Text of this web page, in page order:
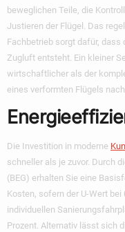
beweglichen Teile, die
Justieren der Flügel. Das
Fachbetrieb sorgt dafür,
Zugluft entsteht. Ein kleiner
wirtschaftlicher als der
eines verformten Flügels
Die Investition in moderne
schneller als je zuvor. Durch
(BEG) erhalten Sie eine
Kosten, sofern der U-Wert
individuellen
Prozent. Alternativ lässt sich